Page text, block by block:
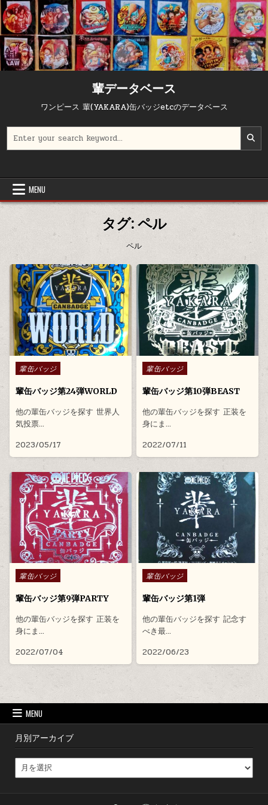
Skip to content
輩データベース
ワンピース 輩(YAKARA)缶バッジetcのデータベース
MENU
タグ:ペル
ペル
Posted in
輩缶バッジ
輩缶バッジ第24弾WORLD
他の輩缶バッジを探す 世界人
気投票…
2023/05/17
Posted in
輩缶バッジ
輩缶バッジ第10弾BEAST
他の輩缶バッジを探す 正装を
身にま…
2022/07/11
Posted in
輩缶バッジ
輩缶バッジ第9弾PARTY
他の輩缶バッジを探す 正装を
身にま…
2022/07/04
Posted in
輩缶バッジ
輩缶バッジ第1弾
他の輩缶バッジを探す 記念す
べき最…
2022/06/23
MENU
月別アーカイブ
月別アーカイブ